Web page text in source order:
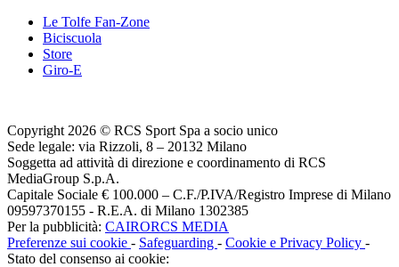
Le Tolfe Fan-Zone
Biciscuola
Store
Giro-E
Copyright 2026 © RCS Sport Spa a socio unico
Sede legale: via Rizzoli, 8 – 20132 Milano
Soggetta ad attività di direzione e coordinamento di RCS
MediaGroup S.p.A.
Capitale Sociale € 100.000 – C.F./P.IVA/Registro Imprese di Milano
09597370155 - R.E.A. di Milano 1302385
Per la pubblicità: CAIRORCS MEDIA
Preferenze sui cookie - Safeguarding - Cookie e Privacy Policy -
Stato del consenso ai cookie: